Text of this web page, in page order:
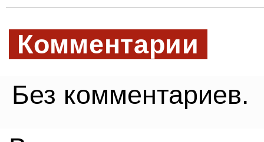
Комментарии
Без комментариев.